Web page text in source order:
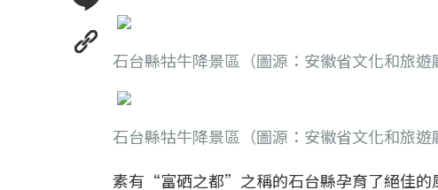
石台縣牯牛降景區（圖源：安徽省文化和旅遊
石台縣牯牛降景區（圖源：安徽省文化和旅遊
素有“富硒之都”之稱的石台縣孕育了絕佳的